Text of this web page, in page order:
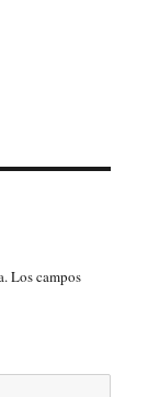
Los campos